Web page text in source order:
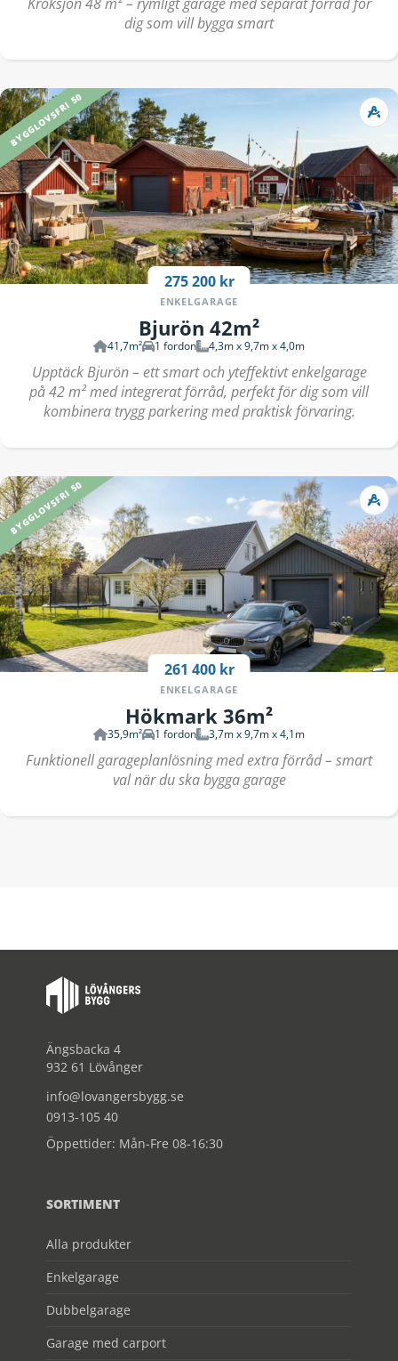
Kroksjön 48 m² – rymligt garage med separat förråd för
dig som vill bygga smart
BYGGLOVSFRI 50
275 200 kr
ENKELGARAGE
Bjurön 42m²
41,7m² 1 fordon 4,3m x 9,7m x 4,0m
Upptäck Bjurön – ett smart och yteffektivt enkelgarage
på 42 m² med integrerat förråd, perfekt för dig som vill
kombinera trygg parkering med praktisk förvaring.
BYGGLOVSFRI 50
261 400 kr
ENKELGARAGE
Hökmark 36m²
35,9m² 1 fordon 3,7m x 9,7m x 4,1m
Funktionell garageplanlösning med extra förråd – smart
val när du ska bygga garage
Ängsbacka 4
932 61 Lövånger
info@lovangersbygg.se
0913-105 40
Öppettider: Mån-Fre 08-16:30
SORTIMENT
Alla produkter
Enkelgarage
Dubbelgarage
Garage med carport